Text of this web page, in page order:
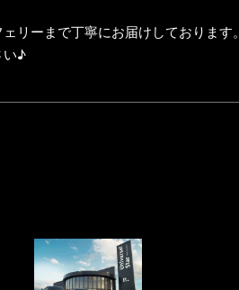
リーまで丁寧にお届けしております。
い♪